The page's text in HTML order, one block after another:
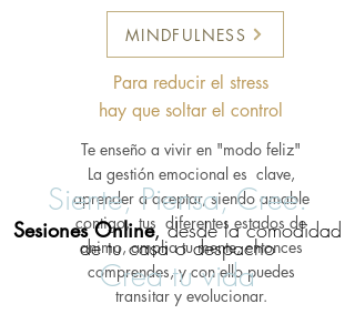
MINDFULNESS
Para reducir el stress
hay que soltar el control
Te enseño a vivir en "modo feliz"
La gestión emocional es clave,
aprender a aceptar, siendo amable
contigo,tus diferentes estados de
animo, amplia tu mente, entonces
comprendes, y con ello puedes
transitar y evolucionar.
Siente, Piensa, Cree.
Sesiones Online,desde la comodidad
de tu casa o despacho
Crea tu vida